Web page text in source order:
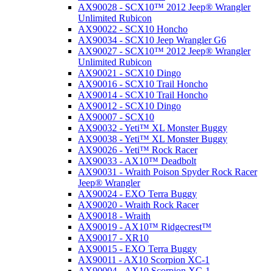
AX90028 - SCX10™ 2012 Jeep® Wrangler
Unlimited Rubicon
AX90022 - SCX10 Honcho
AX90034 - SCX10 Jeep Wrangler G6
AX90027 - SCX10™ 2012 Jeep® Wrangler
Unlimited Rubicon
AX90021 - SCX10 Dingo
AX90016 - SCX10 Trail Honcho
AX90014 - SCX10 Trail Honcho
AX90012 - SCX10 Dingo
AX90007 - SCX10
AX90032 - Yeti™ XL Monster Buggy
AX90038 - Yeti™ XL Monster Buggy
AX90026 - Yeti™ Rock Racer
AX90033 - AX10™ Deadbolt
AX90031 - Wraith Poison Spyder Rock Racer
Jeep® Wrangler
AX90024 - EXO Terra Buggy
AX90020 - Wraith Rock Racer
AX90018 - Wraith
AX90019 - AX10™ Ridgecrest™
AX90017 - XR10
AX90015 - EXO Terra Buggy
AX90011 - AX10 Scorpion XC-1